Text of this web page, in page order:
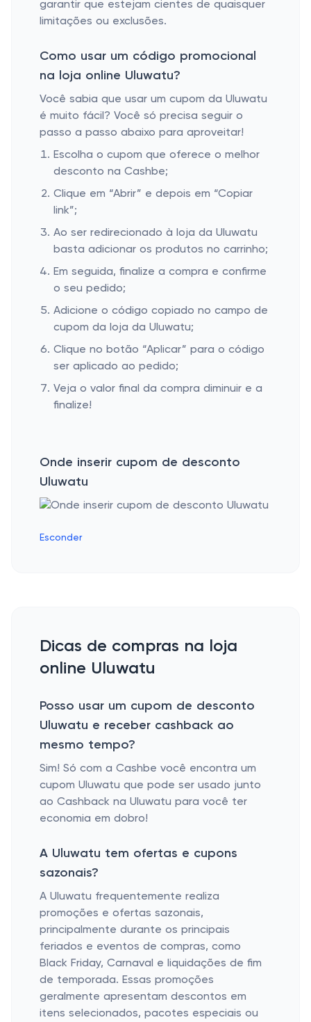
garantir que estejam cientes de quaisquer
limitações ou exclusões.
Como usar um código promocional
na loja online Uluwatu?
Você sabia que usar um cupom da Uluwatu
é muito fácil? Você só precisa seguir o
passo a passo abaixo para aproveitar!
Escolha o cupom que oferece o melhor
desconto na Cashbe;
Clique em “Abrir” e depois em “Copiar
link”;
Ao ser redirecionado à loja da Uluwatu
basta adicionar os produtos no carrinho;
Em seguida, finalize a compra e confirme
o seu pedido;
Adicione o código copiado no campo de
cupom da loja da Uluwatu;
Clique no botão “Aplicar” para o código
ser aplicado ao pedido;
Veja o valor final da compra diminuir e a
finalize!
Onde inserir cupom de desconto
Uluwatu
Esconder
Dicas de compras na loja
online Uluwatu
Posso usar um cupom de desconto
Uluwatu e receber cashback ao
mesmo tempo?
Sim! Só com a Cashbe você encontra um
cupom Uluwatu que pode ser usado junto
ao Cashback na Uluwatu para você ter
economia em dobro!
A Uluwatu tem ofertas e cupons
sazonais?
A Uluwatu frequentemente realiza
promoções e ofertas sazonais,
principalmente durante os principais
feriados e eventos de compras, como
Black Friday, Carnaval e liquidações de fim
de temporada. Essas promoções
geralmente apresentam descontos em
itens selecionados, pacotes especiais ou